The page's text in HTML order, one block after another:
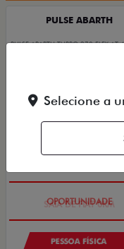
PULSE ABARTH
PULSE ABARTH TURBO 270 FLEX AT
PESSOA FÍSICA
Selecione a